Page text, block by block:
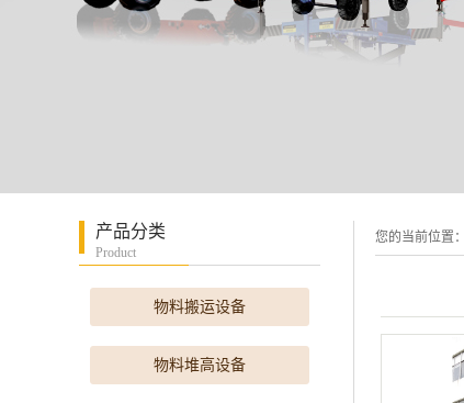
产品分类
Product
物料搬运设备
物料堆高设备
您的当前位置：